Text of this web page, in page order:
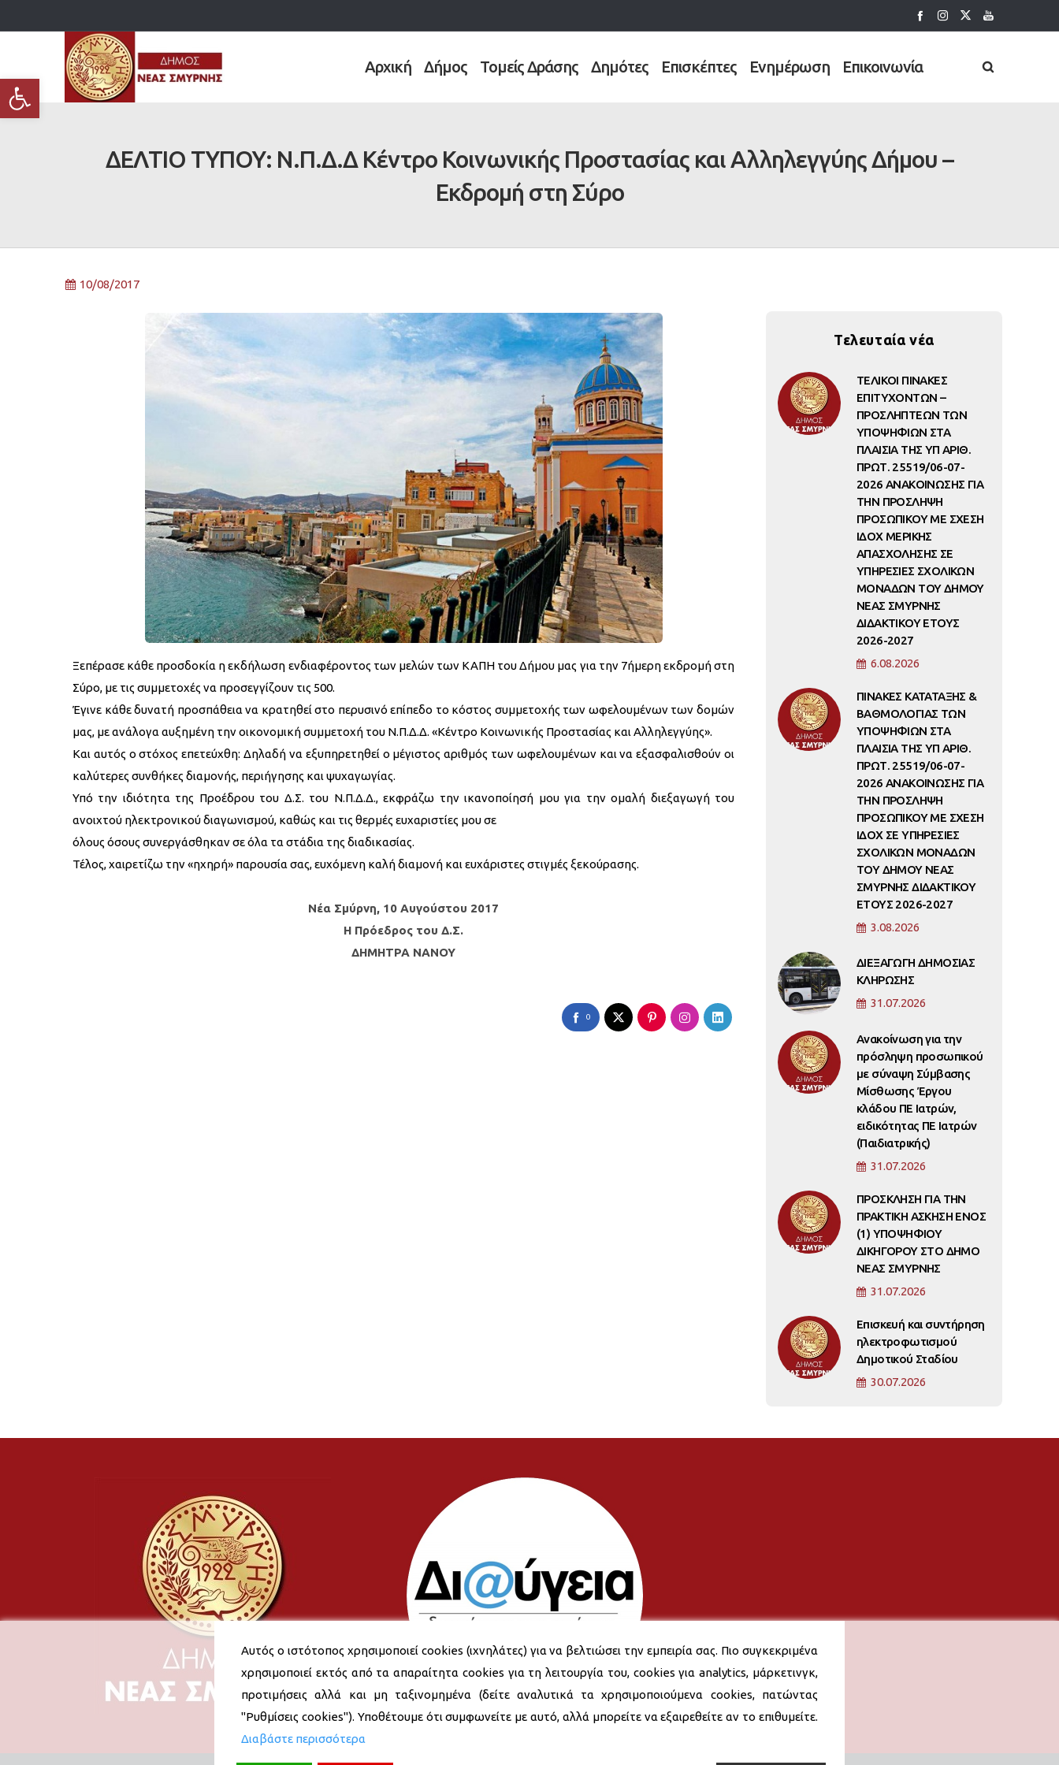
Ανοίξτε τη γραμμή εργαλείων
Αρχική Δήμος Τομείς Δράσης Δημότες Επισκέπτες Ενημέρωση Επικοινωνία
ΔΕΛΤΙΟ ΤΥΠΟΥ: Ν.Π.Δ.Δ Κέντρο Κοινωνικής Προστασίας και Αλληλεγγύης Δήμου –
Εκδρομή στη Σύρο
10/08/2017
Ξεπέρασε κάθε προσδοκία η εκδήλωση ενδιαφέροντος των μελών των ΚΑΠΗ του Δήμου μας για την 7ήμερη εκδρομή στη
Σύρο, με τις συμμετοχές να προσεγγίζουν τις 500.
Έγινε κάθε δυνατή προσπάθεια να κρατηθεί στο περυσινό επίπεδο το κόστος συμμετοχής των ωφελουμένων των δομών
μας, με ανάλογα αυξημένη την οικονομική συμμετοχή του Ν.Π.Δ.Δ. «Κέντρο Κοινωνικής Προστασίας και Αλληλεγγύης».
Και αυτός ο στόχος επετεύχθη: Δηλαδή να εξυπηρετηθεί ο μέγιστος αριθμός των ωφελουμένων και να εξασφαλισθούν οι
καλύτερες συνθήκες διαμονής, περιήγησης και ψυχαγωγίας.
Υπό την ιδιότητα της Προέδρου του Δ.Σ. του Ν.Π.Δ.Δ., εκφράζω την ικανοποίησή μου για την ομαλή διεξαγωγή του
ανοιχτού ηλεκτρονικού διαγωνισμού, καθώς και τις θερμές ευχαριστίες μου σε
όλους όσους συνεργάσθηκαν σε όλα τα στάδια της διαδικασίας.
Τέλος, χαιρετίζω την «ηχηρή» παρουσία σας, ευχόμενη καλή διαμονή και ευχάριστες στιγμές ξεκούρασης.
Νέα Σμύρνη, 10 Αυγούστου 2017
Η Πρόεδρος του Δ.Σ.
ΔΗΜΗΤΡΑ ΝΑΝΟΥ
0
Τελευταία νέα
ΤΕΛΙΚΟΙ ΠΙΝΑΚΕΣ
ΕΠΙΤΥΧΟΝΤΩΝ –
ΠΡΟΣΛΗΠΤΕΩΝ ΤΩΝ
ΥΠΟΨΗΦΙΩΝ ΣΤΑ
ΠΛΑΙΣΙΑ ΤΗΣ ΥΠ ΑΡΙΘ.
ΠΡΩΤ. 25519/06-07-
2026 ΑΝΑΚΟΙΝΩΣΗΣ ΓΙΑ
ΤΗΝ ΠΡΟΣΛΗΨΗ
ΠΡΟΣΩΠΙΚΟΥ ΜΕ ΣΧΕΣΗ
ΙΔΟΧ ΜΕΡΙΚΗΣ
ΑΠΑΣΧΟΛΗΣΗΣ ΣΕ
ΥΠΗΡΕΣΙΕΣ ΣΧΟΛΙΚΩΝ
ΜΟΝΑΔΩΝ ΤΟΥ ΔΗΜΟΥ
ΝΕΑΣ ΣΜΥΡΝΗΣ
ΔΙΔΑΚΤΙΚΟΥ ΕΤΟΥΣ
2026-2027
6.08.2026
ΠΙΝΑΚΕΣ ΚΑΤΑΤΑΞΗΣ &
ΒΑΘΜΟΛΟΓΙΑΣ ΤΩΝ
ΥΠΟΨΗΦΙΩΝ ΣΤΑ
ΠΛΑΙΣΙΑ ΤΗΣ ΥΠ ΑΡΙΘ.
ΠΡΩΤ. 25519/06-07-
2026 ΑΝΑΚΟΙΝΩΣΗΣ ΓΙΑ
ΤΗΝ ΠΡΟΣΛΗΨΗ
ΠΡΟΣΩΠΙΚΟΥ ΜΕ ΣΧΕΣΗ
ΙΔΟΧ ΣΕ ΥΠΗΡΕΣΙΕΣ
ΣΧΟΛΙΚΩΝ ΜΟΝΑΔΩΝ
ΤΟΥ ΔΗΜΟΥ ΝΕΑΣ
ΣΜΥΡΝΗΣ ΔΙΔΑΚΤΙΚΟΥ
ΕΤΟΥΣ 2026-2027
3.08.2026
ΔΙΕΞΑΓΩΓΗ ΔΗΜΟΣΙΑΣ
ΚΛΗΡΩΣΗΣ
31.07.2026
Ανακοίνωση για την
πρόσληψη προσωπικού
με σύναψη Σύμβασης
Μίσθωσης Έργου
κλάδου ΠΕ Ιατρών,
ειδικότητας ΠΕ Ιατρών
(Παιδιατρικής)
31.07.2026
ΠΡΟΣΚΛΗΣΗ ΓΙΑ ΤΗΝ
ΠΡΑΚΤΙΚΗ ΑΣΚΗΣΗ ΕΝΟΣ
(1) ΥΠΟΨΗΦΙΟΥ
ΔΙΚΗΓΟΡΟΥ ΣΤΟ ΔΗΜΟ
ΝΕΑΣ ΣΜΥΡΝΗΣ
31.07.2026
Επισκευή και συντήρηση
ηλεκτροφωτισμού
Δημοτικού Σταδίου
30.07.2026
Αυτός ο ιστότοπος χρησιμοποιεί cookies (ιχνηλάτες) για να βελτιώσει την εμπειρία σας. Πιο συγκεκριμένα
χρησιμοποιεί εκτός από τα απαραίτητα cookies για τη λειτουργία του, cookies για analytics, μάρκετινγκ,
προτιμήσεις αλλά και μη ταξινομημένα (δείτε αναλυτικά τα χρησιμοποιούμενα cookies, πατώντας
"Ρυθμίσεις cookies"). Υποθέτουμε ότι συμφωνείτε με αυτό, αλλά μπορείτε να εξαιρεθείτε αν το επιθυμείτε.
Διαβάστε περισσότερα